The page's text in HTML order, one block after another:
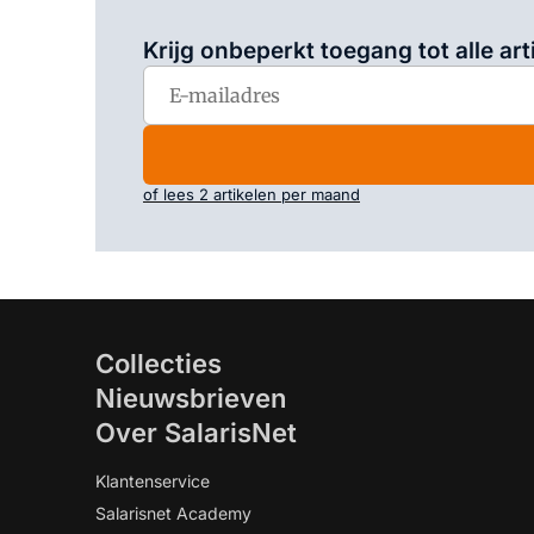
Krijg onbeperkt toegang tot alle
of lees 2 artikelen per maand
Collecties
Nieuwsbrieven
Over SalarisNet
Klantenservice
Salarisnet Academy